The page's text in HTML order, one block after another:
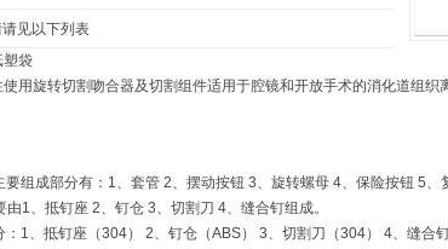
见以下列表
塑袋
使用旋转切割吻合器及切割组件适用于腔镜和开放手术的消化道组织
要组成部分有：1、套管 2、摆动按钮 3、旋转螺母 4、保险按钮 5
由1、抵钉座 2、钉仓 3、切割刀 4、缝合钉组成。
1、抵钉座（304） 2、钉仓（ABS） 3、切割刀（304） 4、缝合钉